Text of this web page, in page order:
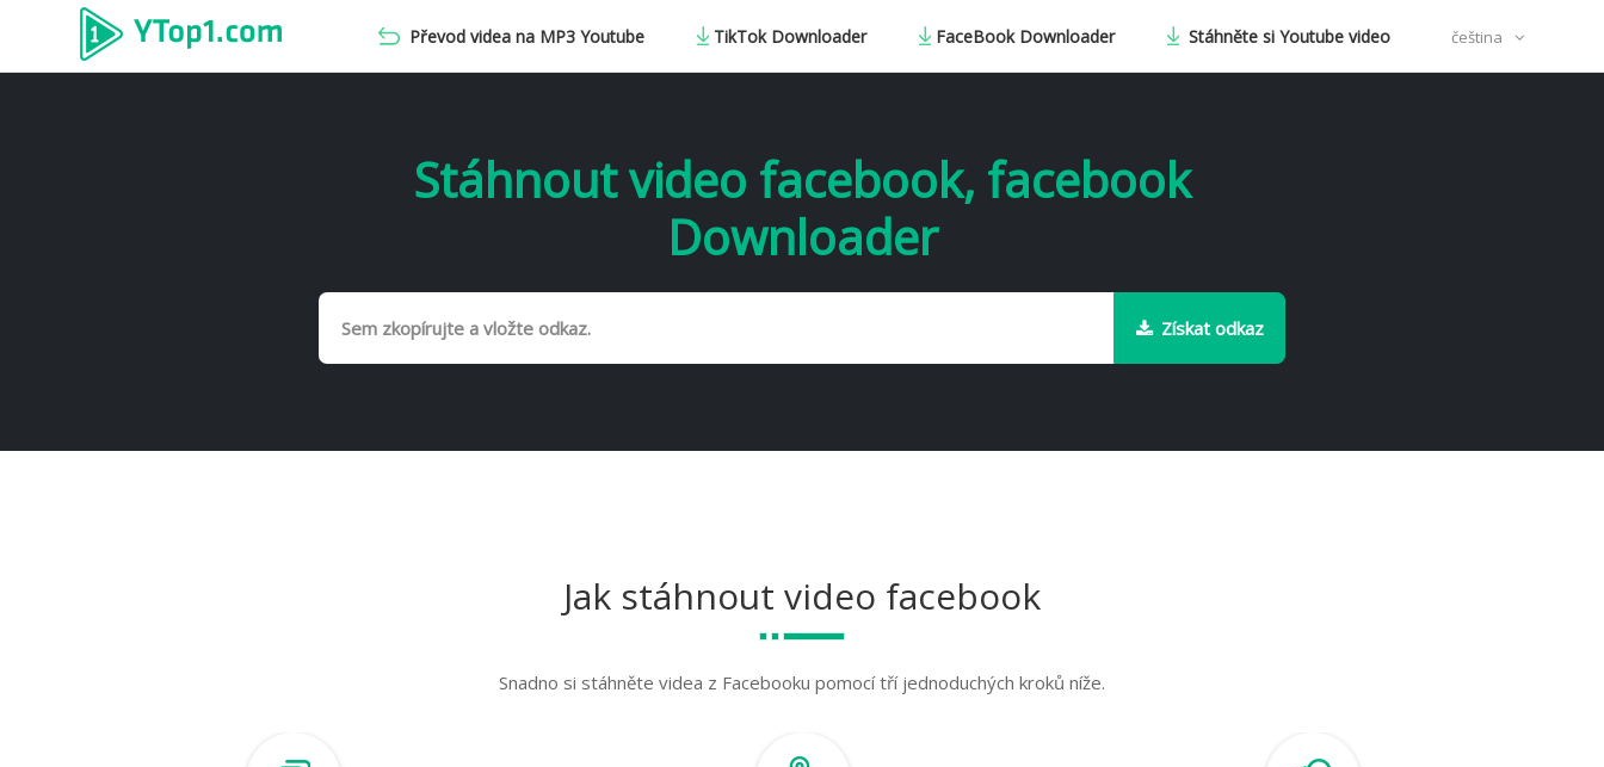
Převod videa na MP3 Youtube TikTok Downloader FaceBook Downloader Stáhněte si Youtube video čeština
Stáhnout video facebook, facebook
Downloader
Získat odkaz
Jak stáhnout video facebook
Snadno si stáhněte videa z Facebooku pomocí tří jednoduchých kroků níže.